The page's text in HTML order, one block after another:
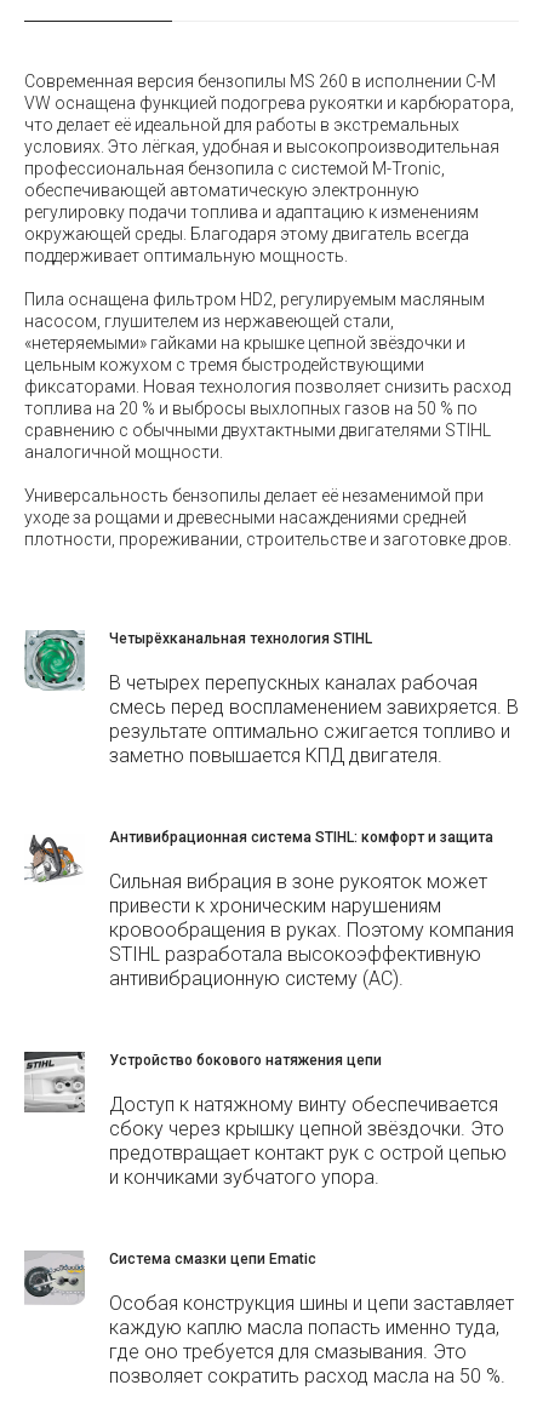
Современная версия бензопилы MS 260 в исполнении C-M
VW оснащена функцией подогрева рукоятки и карбюратора,
что делает её идеальной для работы в экстремальных
условиях. Это лёгкая, удобная и высокопроизводительная
профессиональная бензопила с системой M-Tronic,
обеспечивающей автоматическую электронную
регулировку подачи топлива и адаптацию к изменениям
окружающей среды. Благодаря этому двигатель всегда
поддерживает оптимальную мощность.
Пила оснащена фильтром HD2, регулируемым масляным
насосом, глушителем из нержавеющей стали,
«нетеряемыми» гайками на крышке цепной звёздочки и
цельным кожухом с тремя быстродействующими
фиксаторами. Новая технология позволяет снизить расход
топлива на 20 % и выбросы выхлопных газов на 50 % по
сравнению с обычными двухтактными двигателями STIHL
аналогичной мощности.
Универсальность бензопилы делает её незаменимой при
уходе за рощами и древесными насаждениями средней
плотности, прореживании, строительстве и заготовке дров.
Четырёхканальная технология STIHL
В четырех перепускных каналах рабочая
смесь перед воспламенением завихряется. В
результате оптимально сжигается топливо и
заметно повышается КПД двигателя.
Антивибрационная система STIHL: комфорт и защита
Сильная вибрация в зоне рукояток может
привести к хроническим нарушениям
кровообращения в руках. Поэтому компания
STIHL разработала высокоэффективную
антивибрационную систему (АС).
Устройство бокового натяжения цепи
Доступ к натяжному винту обеспечивается
сбоку через крышку цепной звёздочки. Это
предотвращает контакт рук с острой цепью
и кончиками зубчатого упора.
Система смазки цепи Ematic
Особая конструкция шины и цепи заставляет
каждую каплю масла попасть именно туда,
где оно требуется для смазывания. Это
позволяет сократить расход масла на 50 %.